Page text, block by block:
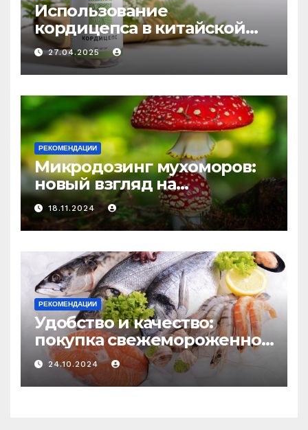
Использование
кордицепса в китайской
медицине: природное
средство против усталости
и истощения
27.04.2025
РЕКОМЕНДАЦИИ
Микродозинг мухоморов:
новый взгляд на
психоделику
18.11.2024
РЕКОМЕНДАЦИИ
Удобство и качество:
покупка свежемороженной
рыбы онлайн
24.10.2024